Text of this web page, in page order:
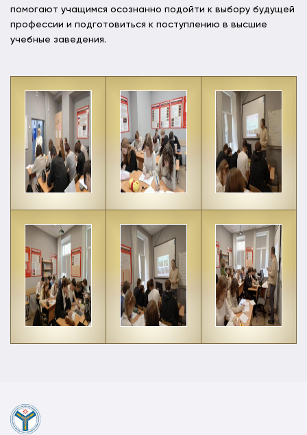
помогают учащимся осознанно подойти к выбору будущей
профессии и подготовиться к поступлению в высшие
учебные заведения.